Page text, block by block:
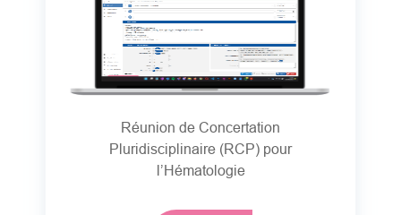
Réunion de Concertation
Pluridisciplinaire (RCP) pour
l’Hématologie